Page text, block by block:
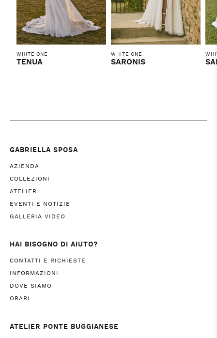
WHITE ONE
TENUA
WHITE ONE
SARONIS
GABRIELLA SPOSA
AZIENDA
COLLEZIONI
ATELIER
EVENTI E NOTIZIE
GALLERIA VIDEO
HAI BISOGNO DI AIUTO?
CONTATTI E RICHIESTE
INFORMAZIONI
DOVE SIAMO
ORARI
ATELIER PONTE BUGGIANESE